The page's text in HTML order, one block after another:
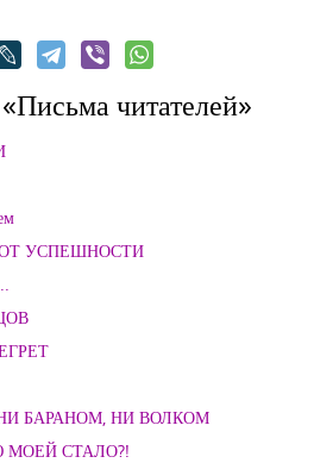
читателей»
УСПЕШНОСТИ
БАРАНОМ, НИ ВОЛКОМ
СТАЛО?!